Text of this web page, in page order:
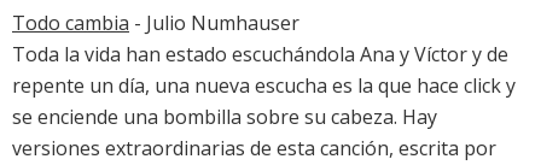
Todo cambia - Julio Numhauser
Toda la vida han estado escuchándola Ana y Víctor y de
repente un día, una nueva escucha es la que hace click y
se enciende una bombilla sobre su cabeza. Hay
versiones extraordinarias de esta canción, escrita por